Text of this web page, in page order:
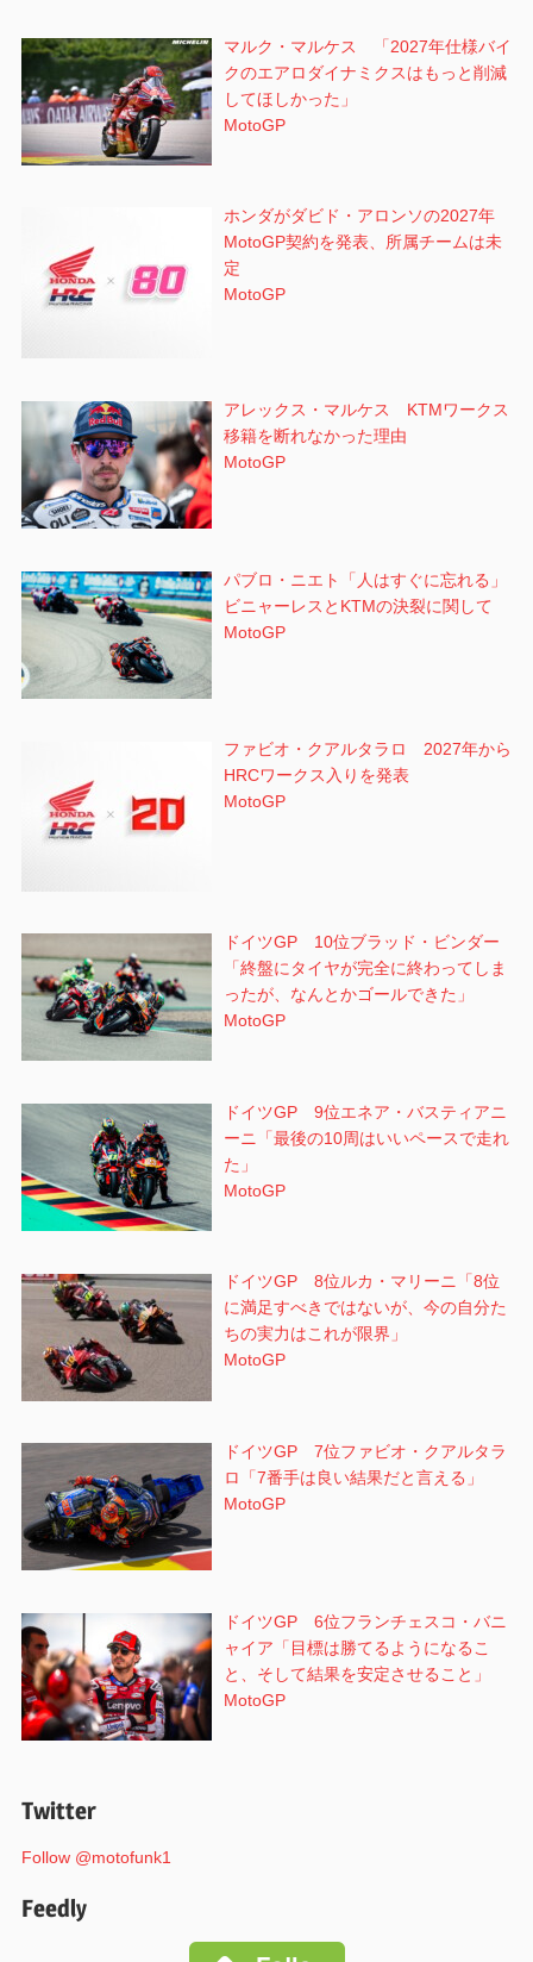
マルク・マルケス 「2027年仕様バイ
クのエアロダイナミクスはもっと削減
してほしかった」
MotoGP
ホンダがダビド・アロンソの2027年
MotoGP契約を発表、所属チームは未
定
MotoGP
アレックス・マルケス KTMワークス
移籍を断れなかった理由
MotoGP
パブロ・ニエト「人はすぐに忘れる」
ビニャーレスとKTMの決裂に関して
MotoGP
ファビオ・クアルタラロ 2027年から
HRCワークス入りを発表
MotoGP
ドイツGP 10位ブラッド・ビンダー
「終盤にタイヤが完全に終わってしま
ったが、なんとかゴールできた」
MotoGP
ドイツGP 9位エネア・バスティアニ
ーニ「最後の10周はいいペースで走れ
た」
MotoGP
ドイツGP 8位ルカ・マリーニ「8位
に満足すべきではないが、今の自分た
ちの実力はこれが限界」
MotoGP
ドイツGP 7位ファビオ・クアルタラ
ロ「7番手は良い結果だと言える」
MotoGP
ドイツGP 6位フランチェスコ・バニ
ャイア「目標は勝てるようになるこ
と、そして結果を安定させること」
MotoGP
Twitter
Follow @motofunk1
Feedly